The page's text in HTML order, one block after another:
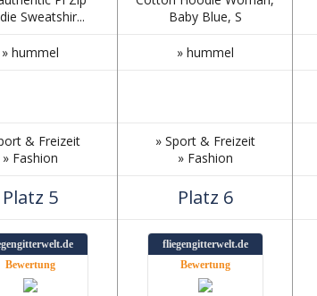
Sweatshir...
Baby Blue, S
» hummel » hummel
& Freizeit
» Fashion
» Sport & Freizeit
» Fashion
Platz 5 Platz 6
Bewertung
fliegengitterwelt.de
Bewertung